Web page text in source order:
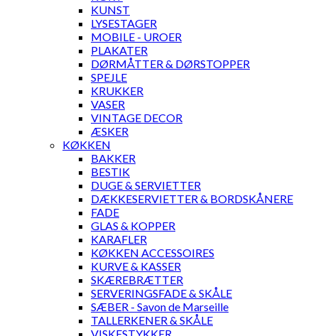
KUNST
LYSESTAGER
MOBILE - UROER
PLAKATER
DØRMÅTTER & DØRSTOPPER
SPEJLE
KRUKKER
VASER
VINTAGE DECOR
ÆSKER
KØKKEN
BAKKER
BESTIK
DUGE & SERVIETTER
DÆKKESERVIETTER & BORDSKÅNERE
FADE
GLAS & KOPPER
KARAFLER
KØKKEN ACCESSOIRES
KURVE & KASSER
SKÆREBRÆTTER
SERVERINGSFADE & SKÅLE
SÆBER - Savon de Marseille
TALLERKENER & SKÅLE